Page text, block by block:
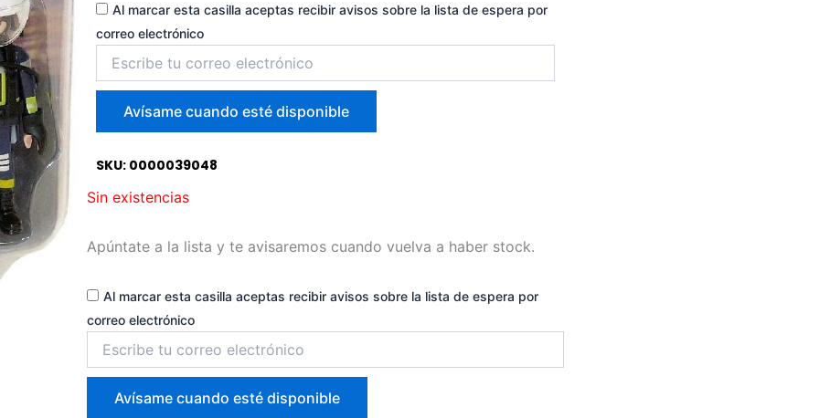
Al marcar esta casilla aceptas recibir avisos sobre la lista de espera por
correo electrónico
correo
la
de
Avísame cuando esté disponible
SKU: 0000039048
Sin existencias
Apúntate a la lista y te avisaremos cuando vuelva a haber stock.
Al marcar esta casilla aceptas recibir avisos sobre la lista de espera por
correo electrónico
correo
Avísame cuando esté disponible